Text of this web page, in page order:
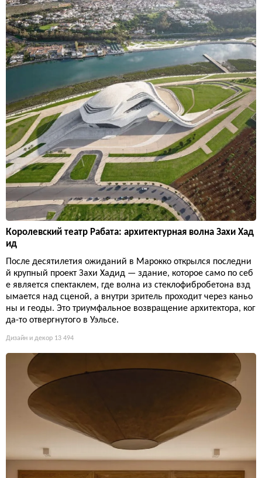
Королевский театр Рабата: архитектурная волна Захи Хад
ид
После десятилетия ожиданий в Марокко открылся последни
й крупный проект Захи Хадид — здание, которое само по себ
е является спектаклем, где волна из стеклофибробетона взд
ымается над сценой, а внутри зритель проходит через каньо
ны и геоды. Это триумфальное возвращение архитектора, ког
да-то отвергнутого в Уэльсе.
Дизайн и декор 13 494